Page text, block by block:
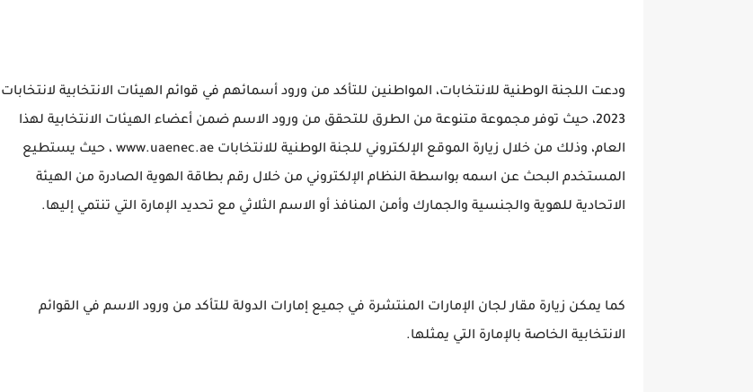
ودعت اللجنة الوطنية للانتخابات، المواطنين للتأكد من ورود أسمائهم في قوائم الهيئات الانتخابية لانتخابات
2023، حيث توفر مجموعة متنوعة من الطرق للتحقق من ورود الاسم ضمن أعضاء الهيئات الانتخابية لهذا
العام، وذلك من خلال زيارة الموقع الإلكتروني للجنة الوطنية للانتخابات www.uaenec.ae ، حيث يستطيع
المستخدم البحث عن اسمه بواسطة النظام الإلكتروني من خلال رقم بطاقة الهوية الصادرة من الهيئة
الاتحادية للهوية والجنسية والجمارك وأمن المنافذ أو الاسم الثلاثي مع تحديد الإمارة التي تنتمي إليها.
كما يمكن زيارة مقار لجان الإمارات المنتشرة في جميع إمارات الدولة للتأكد من ورود الاسم في القوائم
الانتخابية الخاصة بالإمارة التي يمثلها.